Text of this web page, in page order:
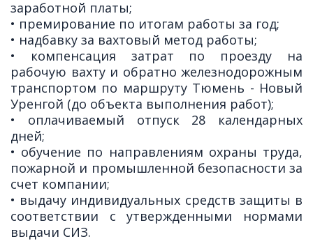
заработной платы;
• премирование по итогам работы за год;
• надбавку за вахтовый метод работы;
• компенсация затрат по проезду на
рабочую вахту и обратно железнодорожным
транспортом по маршруту Тюмень - Новый
Уренгой (до объекта выполнения работ);
• оплачиваемый отпуск 28 календарных
дней;
• обучение по направлениям охраны труда,
пожарной и промышленной безопасности за
счет компании;
• выдачу индивидуальных средств защиты в
соответствии с утвержденными нормами
выдачи СИЗ.